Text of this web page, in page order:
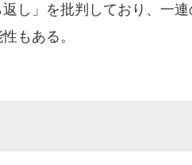
し」を批判しており、一
もある。